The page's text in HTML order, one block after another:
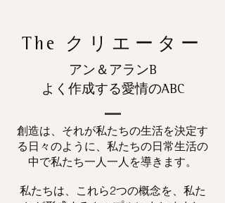
The クリエーター
アン＆アランB
よく作成する愛情のABC
創造は、それが私たちの生活を決定す
る日々のように、私たちの日常生活の
中で私たち一人一人を導きます。
私たちは、これら2つの概念を、私た